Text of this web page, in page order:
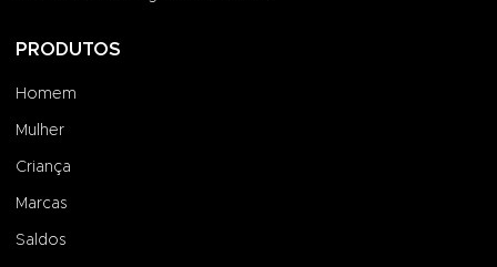
PRODUTOS
Homem
Mulher
Criança
Marcas
Saldos